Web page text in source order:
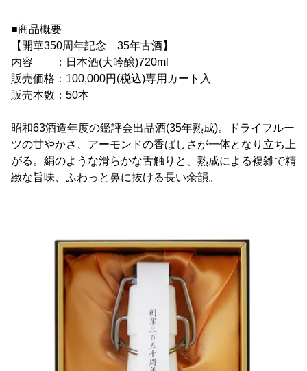
■商品概要
【開華350周年記念 35年古酒】
内容 ：日本酒(大吟醸)720ml
販売価格：100,000円(税込)専用カート入
販売本数：50本
昭和63酒造年度の鑑評会出品酒(35年熟成)。ドライフルー
ツの甘やかさ、アーモンドの香ばしさが一体となり立ち上
がる。絹のような滑らかな舌触りと、熟成による複雑で精
緻な旨味、ふわっと鼻に抜ける長い余韻。